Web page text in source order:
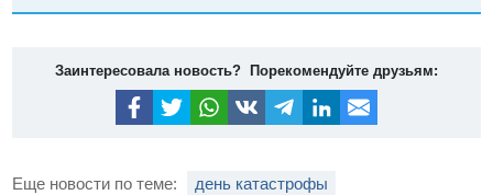
Заинтересовала новость? Порекомендуйте друзьям:
Еще новости по теме: день катастрофы